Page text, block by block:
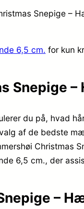
Snepige
6,5 cm. for kun
Snepige
du på, hvad
af de bedste
6,5 cm., der
–